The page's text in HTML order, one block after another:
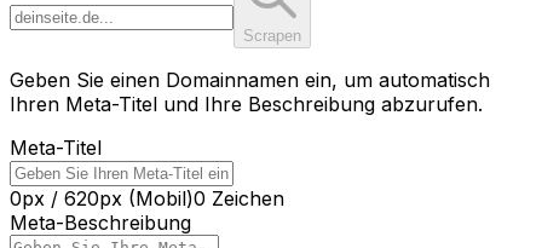
Scrapen
Geben Sie einen Domainnamen ein, um automatisch
Ihren Meta-Titel und Ihre Beschreibung abzurufen.
Meta-Titel
0px / 620px (Mobil)0 Zeichen
Meta-Beschreibung